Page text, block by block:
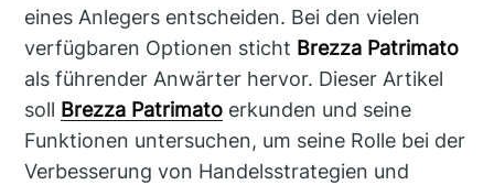
eines Anlegers entscheiden. Bei den vielen
verfügbaren Optionen sticht Brezza Patrimato
als führender Anwärter hervor. Dieser Artikel
soll Brezza Patrimato erkunden und seine
Funktionen untersuchen, um seine Rolle bei der
Verbesserung von Handelsstrategien und